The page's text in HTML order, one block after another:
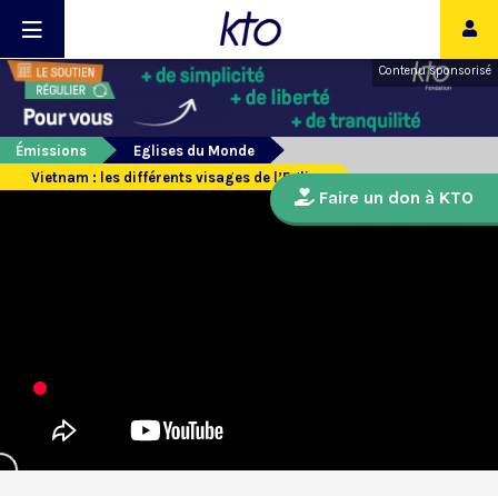
Contenu sponsorisé
Émissions
Eglises du Monde
Vietnam : les différents visages de l’Eglise
Faire un don à KTO